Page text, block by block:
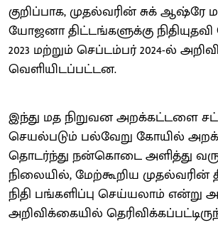
குறிப்பாக, முதல்வரின் சுக் ஆஷ்ரே
யோஜனா திட்டங்களுக்கு நிதியுதவி
2023 மற்றும் செப்டம்பர் 2024-ல்
வெளியிடப்பட்டன.
இந்து மத நிறுவன அறக்கட்டளை
செயல்படும் பல்வேறு கோயில்
தொடர்ந்து நன்கொடை அளித்து
நிலையில், மேற்கூறிய முதல்வரின்
நிதி பங்களிப்பு செய்யலாம் என்று
அறிவிக்கையில்